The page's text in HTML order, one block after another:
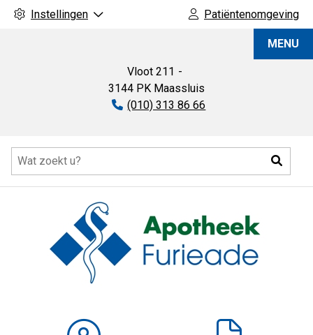
Instellingen Patiëntenomgeving
Vloot 211
3144 PK Maassluis
Tel:
(010) 313 86 66
MENU